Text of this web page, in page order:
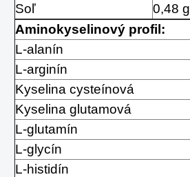
Soľ
0,48 g
Aminokyselinový profil:
L-alanín
L-arginín
Kyselina cysteínová
Kyselina glutamová
L-glutamín
L-glycín
L-histidín